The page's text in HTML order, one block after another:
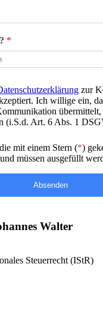
*
zur
Ich willige ein,
übermittelt,
(i.S.d. Art. 6 Abs. 1
mit einem Stern (*)
müssen ausgefüllt
Absenden
Walter
Steuerrecht (IStR)